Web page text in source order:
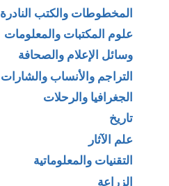
المخطوطات والكتب النادرة
علوم المكتبات والمعلومات
وسائل الإعلام والصحافة
التراجم والأنساب والشارات
الجغرافيا والرحلات
تاريخ
علم الآثار
التقنيات والمعلوماتية
الزراعة